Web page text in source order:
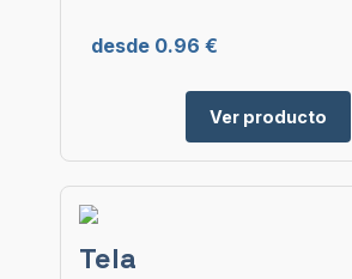
desde 0.96 €
Ver producto
Tela